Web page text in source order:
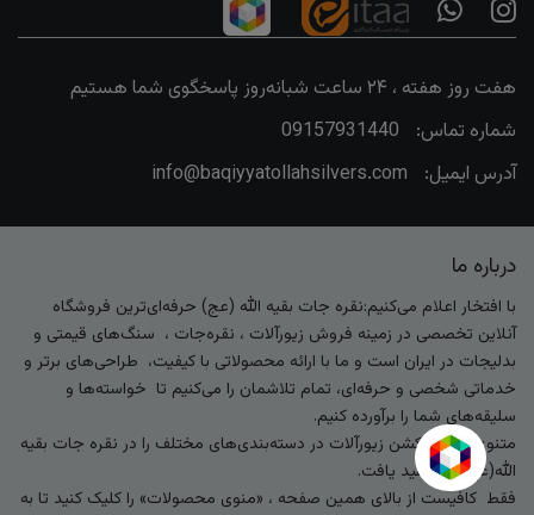
هفت روز هفته ، ۲۴ ساعت شبانه‌روز پاسخگوی شما هستیم
شماره تماس:
09157931440
آدرس ایمیل:
info@baqiyyatollahsilvers.com
درباره ما
با افتخار اعلام می‌کنیم:نقره جات بقیه الله (عج) حرفه‌ای‌ترین فروشگاه
آنلاین تخصصی در زمینه فروش زیورآلات ، نقره‌جات ، سنگ‌های قیمتی و
بدلیجات در ایران است و ما با ارائه محصولاتی با کیفیت، طراحی‌های برتر و
خدماتی شخصی و حرفه‌ای، تمام تلاشمان را می‌کنیم تا خواسته‌ها و
سلیقه‌های شما را برآورده کنیم.
متنوع‌ترین کالکشن زیورآلات در دسته‌بندی‌های مختلف را در نقره جات بقیه
الله(عج) خواهید یافت.
فقط کافیست از بالای همین صفحه ، «منوی محصولات» را کلیک کنید تا به